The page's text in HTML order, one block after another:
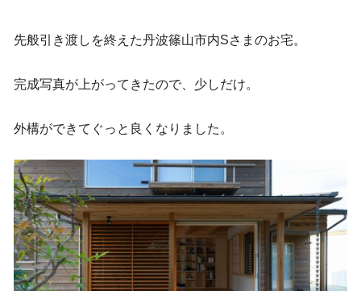
先般引き渡しを終えた丹波篠山市内Sさまのお宅。
完成写真が上がってきたので、少しだけ。
外構ができてぐっと良くなりました。